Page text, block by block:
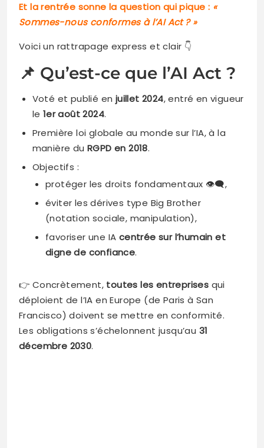
Et la rentrée sonne la question qui pique : «
Sommes-nous conformes à l’AI Act ? »
Voici un rattrapage express et clair 👇
📌 Qu’est-ce que l’AI Act ?
Voté et publié en juillet 2024, entré en vigueur
le 1er août 2024.
Première loi globale au monde sur l’IA, à la
manière du RGPD en 2018.
Objectifs :
protéger les droits fondamentaux 👁️‍🗨️,
éviter les dérives type Big Brother
(notation sociale, manipulation),
favoriser une IA centrée sur l’humain et
digne de confiance.
👉 Concrètement, toutes les entreprises qui
déploient de l’IA en Europe (de Paris à San
Francisco) doivent se mettre en conformité.
Les obligations s’échelonnent jusqu’au 31
décembre 2030.